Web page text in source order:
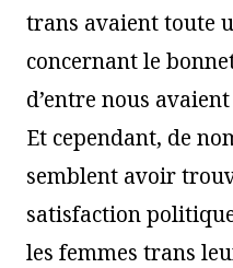
trans avaient toute
concernant le
d’entre nous
Et cependant, de
semblent avoir
satisfaction
les femmes trans